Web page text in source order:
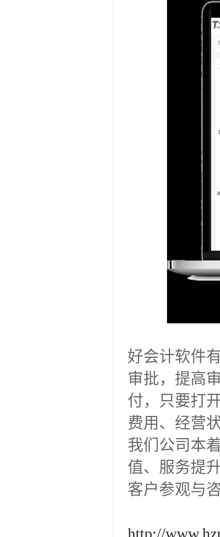
好会计软件
审批，提高
付，只要打
费用、经营
我们公司本
值、服务提
客户参观与